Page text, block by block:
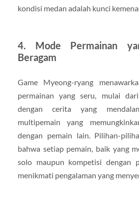
kondisi medan adalah kunci
4. Mode Permainan
Beragam
Game Myeong-ryang
permainan yang seru, mulai
dengan cerita yang
multipemain yang
dengan pemain lain. Pilihan-
bahwa setiap pemain, baik yang
solo maupun kompetisi dengan
menikmati pengalaman yang